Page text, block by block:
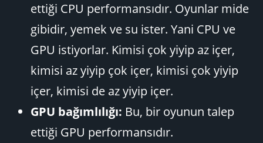
ettiği CPU performansıdır. Oyunlar mide
gibidir, yemek ve su ister. Yani CPU ve
GPU istiyorlar. Kimisi çok yiyip az içer,
kimisi az yiyip çok içer, kimisi çok yiyip
içer, kimisi de az yiyip içer.
GPU bağımlılığı: Bu, bir oyunun talep
ettiği GPU performansıdır.